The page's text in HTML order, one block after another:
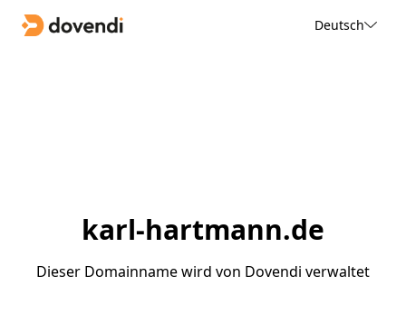
Deutsch
karl-hartmann.de
Dieser Domainname wird von Dovendi verwaltet